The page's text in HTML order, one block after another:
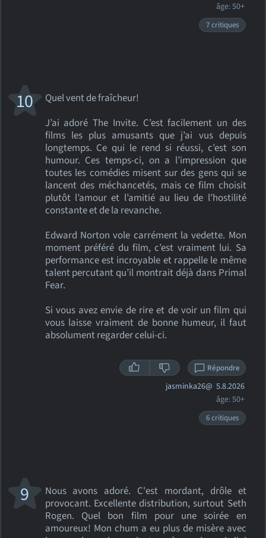
âge: 50+
7 critiques
Quel vent de fraîcheur!
J’ai adoré The Invite. C’est facilement un des
films les plus amusants que j’ai vus depuis
longtemps. Ce qui le rend si réussi, c’est son
humour. Ces temps-ci, on a l’impression que
toutes les comédies misent sur des gens qui se
lancent des méchancetés, mais ce film choisit
plutôt l’amour et l’amitié au lieu de l’hostilité
constante et de la revanche.
Edward Norton vole carrément la vedette. Mon
moment préféré du film, c’est vraiment lui. Sa
performance est incroyable et rappelle le même
talent percutant qu’il montrait déjà dans Primal
Fear.
Si vous avez envie de rire et de voir un film qui
vous laisse vraiment de bonne humeur, il faut
absolument regarder celui-ci.
10
Répondre
jasminka26@ 5.8.2026
âge: 50+
6 critiques
Nous avons adoré. C'est mordant, drôle et
provocant. Excellente distribution, surtout Seth
Rogen. Quel bon film pour une soirée en
amoureux! Mon chum a eu plus de misère avec
9